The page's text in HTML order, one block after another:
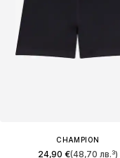
CHAMPION
24,90 €(48,70 лв.³)